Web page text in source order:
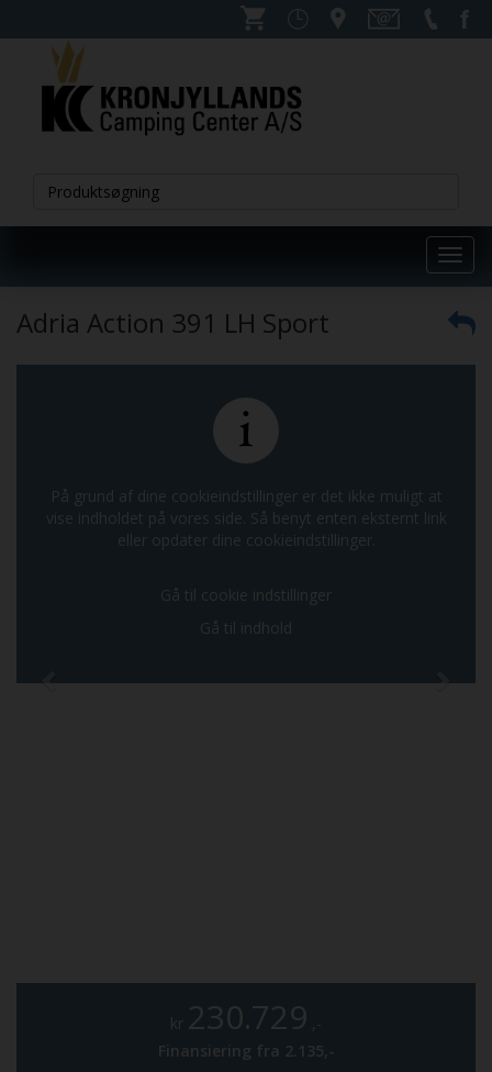
Adria Action 391 LH Sport
På grund af dine cookieindstillinger er det ikke muligt at
vise indholdet på vores side. Så benyt enten eksternt link
eller opdater dine cookieindstillinger.
Gå til cookie indstillinger
Gå til indhold
kr 230.729 ,-
Finansiering fra 2.135,-